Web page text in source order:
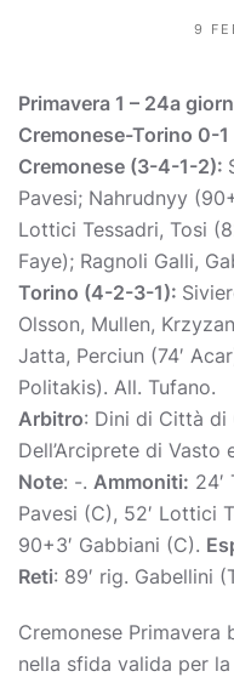
9
Primavera 1 – 24a
Cremonese-Torino 0-1
Cremonese (3-4-1-2):
Pavesi; Nahrudnyy
Lottici Tessadri, Tosi
Faye); Ragnoli Galli,
Torino (4-2-3-1):
Olsson, Mullen,
Jatta, Perciun (74′
Politakis). All. Tufano.
Arbitro: Dini di Città di
Dell’Arciprete di Vasto
Note: -. Ammoniti: 24′
Pavesi (C), 52′ Lottici
90+3′ Gabbiani (C).
Reti: 89′ rig. Gabellini
Cremonese Primavera
nella sfida valida per